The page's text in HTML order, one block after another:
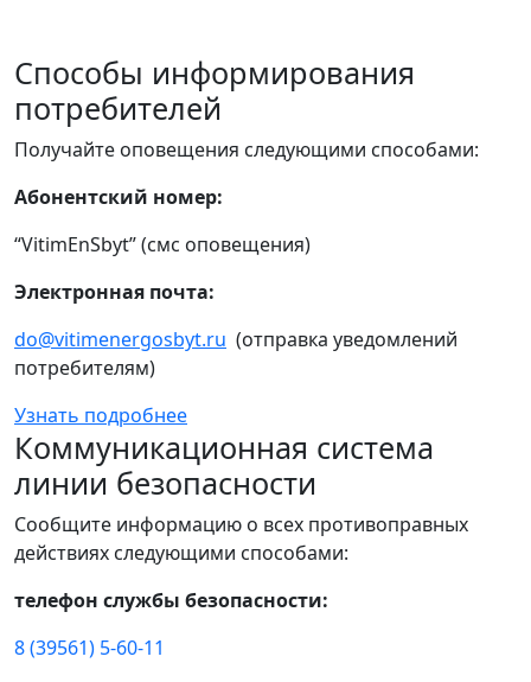
Способы информирования
потребителей
Получайте оповещения следующими способами:
Абонентский номер:
“VitimEnSbyt” (смс оповещения)
Электронная почта:
do@vitimenergosbyt.ru (отправка уведомлений
потребителям)
Узнать подробнее
Коммуникационная система
линии безопасности
Сообщите информацию о всех противоправных
действиях следующими способами:
телефон службы безопасности:
8 (39561) 5-60-11